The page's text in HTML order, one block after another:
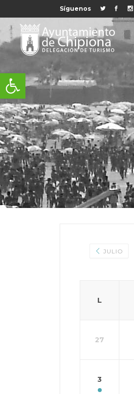
Abrir barra de herramientas
Síguenos
JULIO
L
27
3